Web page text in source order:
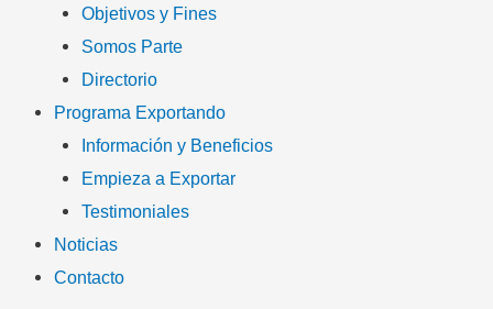
Objetivos y Fines
Somos Parte
Directorio
Programa Exportando
Información y Beneficios
Empieza a Exportar
Testimoniales
Noticias
Contacto